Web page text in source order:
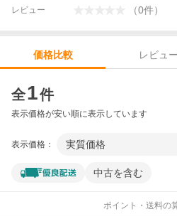
レビュー （0件）
価格比較 レビュー
全1件
表示価格が安い順に表示しています
表示価格： 実質価格
中古を含む
ポイント・送料の